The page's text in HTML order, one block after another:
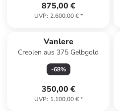
875,00 €
UVP: 2.600,00 €*
Vanlere
Creolen aus 375 Gelbgold
-68%
350,00 €
UVP: 1.100,00 €*